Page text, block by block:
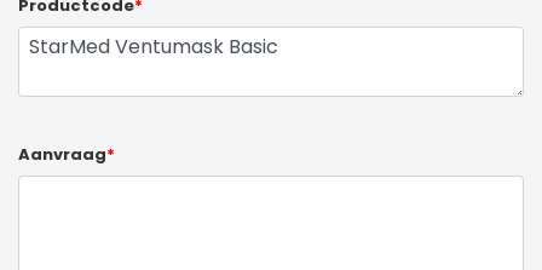
Productcode*
Aanvraag*